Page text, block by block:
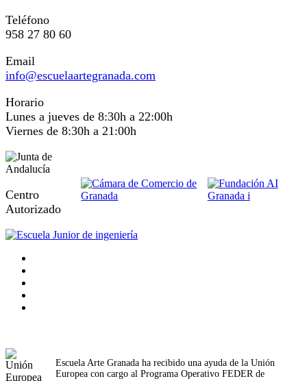
Teléfono
958 27 80 60
Email
info@escuelaartegranada.com
Horario
Lunes a jueves de 8:30h a 22:00h
Viernes de 8:30h a 21:00h
Centro
Autorizado
Escuela Arte Granada ha recibido una ayuda de la Unión
Europea con cargo al Programa Operativo FEDER de